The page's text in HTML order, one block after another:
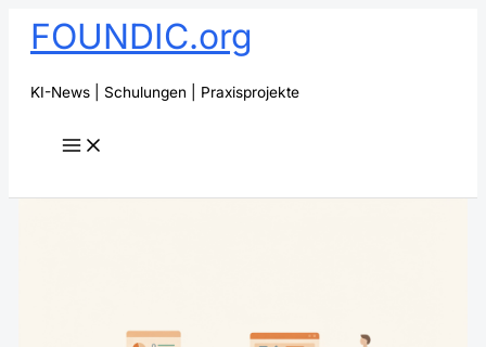
Zum
Inhalt
FOUNDIC.org
KI-News | Schulungen | Praxisprojekte